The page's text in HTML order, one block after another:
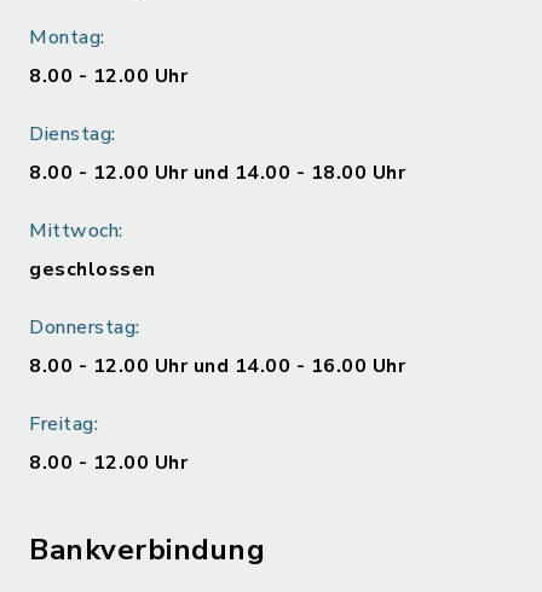
Montag:
8.00 - 12.00 Uhr
Dienstag:
8.00 - 12.00 Uhr und 14.00 - 18.00 Uhr
Mittwoch:
geschlossen
Donnerstag:
8.00 - 12.00 Uhr und 14.00 - 16.00 Uhr
Freitag:
8.00 - 12.00 Uhr
Bankverbindung